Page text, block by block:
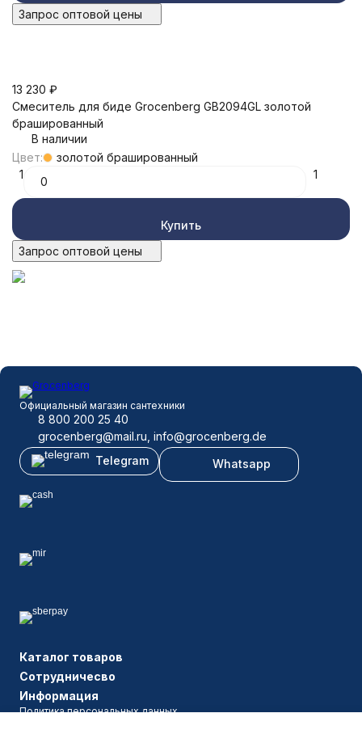
Запрос оптовой цены
13 230 ₽
Смеситель для биде Grocenberg GB2094GL золотой
брашированный
В наличии
Цвет:
золотой брашированный
1
1
Купить
Запрос оптовой цены
Официальный магазин сантехники
8 800 200 25 40
grocenberg@mail.ru, info@grocenberg.de
Telegram
Whatsapp
Каталог товаров
Сотрудничесво
Информация
Политика персональных данных